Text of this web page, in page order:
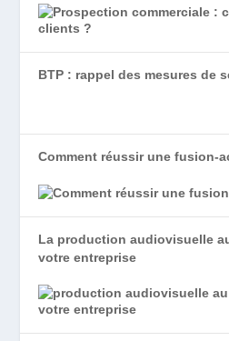
BTP : rappel des mesures de
Comment réussir une fusion-
La production audiovisuelle
votre entreprise